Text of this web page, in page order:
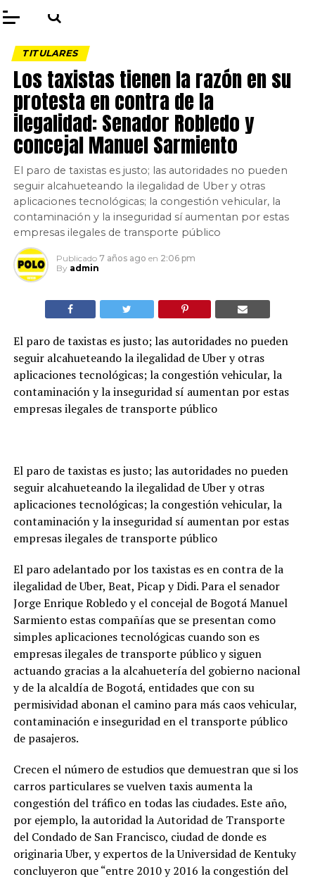
TITULARES
Los taxistas tienen la razón en su
protesta en contra de la
ilegalidad: Senador Robledo y
concejal Manuel Sarmiento
El paro de taxistas es justo; las autoridades no pueden
seguir alcahueteando la ilegalidad de Uber y otras
aplicaciones tecnológicas; la congestión vehicular, la
contaminación y la inseguridad sí aumentan por estas
empresas ilegales de transporte público
Publicado 7 años ago en 2:06 pm
By admin
El paro de taxistas es justo; las autoridades no pueden
seguir alcahueteando la ilegalidad de Uber y otras
aplicaciones tecnológicas; la congestión vehicular, la
contaminación y la inseguridad sí aumentan por estas
empresas ilegales de transporte público
El paro de taxistas es justo; las autoridades no pueden
seguir alcahueteando la ilegalidad de Uber y otras
aplicaciones tecnológicas; la congestión vehicular, la
contaminación y la inseguridad sí aumentan por estas
empresas ilegales de transporte público
El paro adelantado por los taxistas es en contra de la
ilegalidad de Uber, Beat, Picap y Didi. Para el senador
Jorge Enrique Robledo y el concejal de Bogotá Manuel
Sarmiento estas compañías que se presentan como
simples aplicaciones tecnológicas cuando son es
empresas ilegales de transporte público y siguen
actuando gracias a la alcahuetería del gobierno nacional
y de la alcaldía de Bogotá, entidades que con su
permisividad abonan el camino para más caos vehicular,
contaminación e inseguridad en el transporte público
de pasajeros.
Crecen el número de estudios que demuestran que si los
carros particulares se vuelven taxis aumenta la
congestión del tráfico en todas las ciudades. Este año,
por ejemplo, la autoridad la Autoridad de Transporte
del Condado de San Francisco, ciudad de donde es
originaria Uber, y expertos de la Universidad de Kentuky
concluyeron que “entre 2010 y 2016 la congestión del